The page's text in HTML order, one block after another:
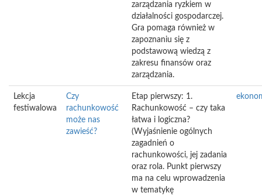
zarządzania ryzkiem w
działalności gospodarczej.
Gra pomaga również w
zapoznaniu się z
podstawową wiedzą z
zakresu finansów oraz
zarządzania.
Lekcja
festiwalowa
Czy
rachunkowość
może nas
zawieść?
Etap pierwszy: 1.
Rachunkowość – czy taka
łatwa i logiczna?
(Wyjaśnienie ogólnych
zagadnień o
rachunkowości, jej zadania
oraz rola. Punkt pierwszy
ma na celu wprowadzenia
w tematykę